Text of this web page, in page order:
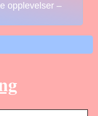
opplevelser –